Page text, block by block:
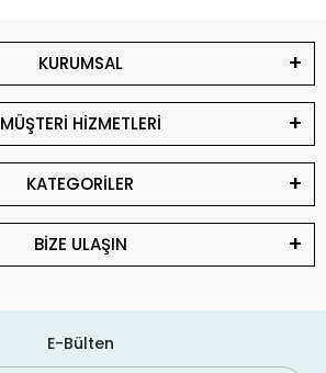
KURUMSAL
MÜŞTERİ HİZMETLERİ
KATEGORİLER
BİZE ULAŞIN
E-Bülten